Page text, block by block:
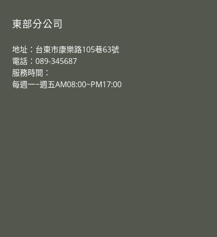
東部分公司
地址：台東市康樂路105巷63號
電話：089-345687
服務時間：
​每週一~週五AM08:00~PM17:00